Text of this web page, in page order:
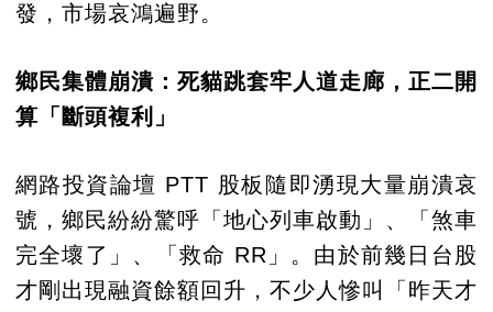
發，市場哀鴻遍野。
鄉民集體崩潰：死貓跳套牢人道走廊，正二開
算「斷頭複利」
網路投資論壇 PTT 股板隨即湧現大量崩潰哀
號，鄉民紛紛驚呼「地心列車啟動」、「煞車
完全壞了」、「救命 RR」。由於前幾日台股
才剛出現融資餘額回升，不少人慘叫「昨天才